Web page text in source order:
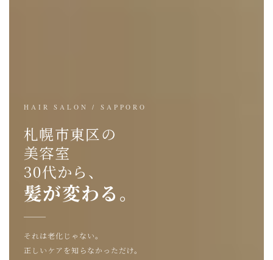
HAIR SALON / SAPPORO
札幌市東区の
美容室
30代から、
髪が変わる。
それは老化じゃない。
正しいケアを知らなかっただけ。